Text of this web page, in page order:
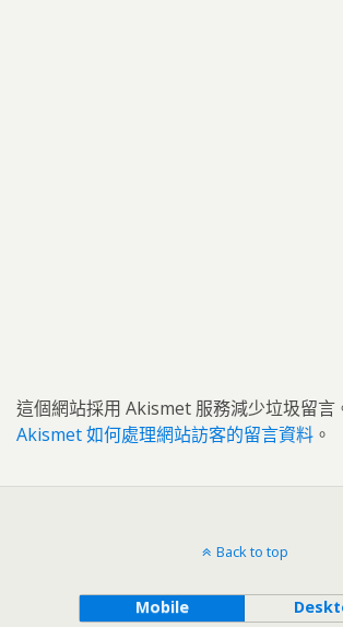
這個網站採用 Akismet 服務減少垃圾留言
Akismet 如何處理網站訪客的留言資料 。
Back to top
Mobile